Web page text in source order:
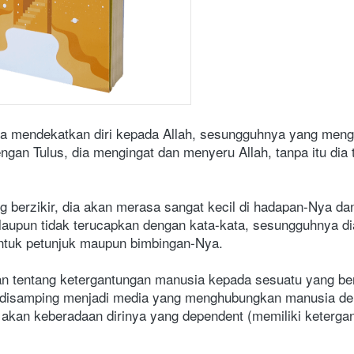
mendekatkan diri kepada Allah, sesungguhnya yang
Tulus, dia mengingat dan menyeru Allah, tanpa itu
berzikir, dia akan merasa sangat kecil di hadapan-Nya
tidak terucapkan dengan kata-kata, sesungguhnya
petunjuk maupun bimbingan-Nya.
tentang ketergantungan manusia kepada sesuatu yang
menjadi media yang menghubungkan manusia
keberadaan dirinya yang dependent (memiliki